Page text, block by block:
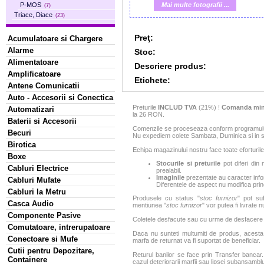
P-MOS (7)
Triace, Diace (23)
Acumulatoare si Chargere
Alarme
Alimentatoare
Amplificatoare
Antene Comunicatii
Auto - Accesorii si Conectica
Automatizari
Baterii si Accesorii
Becuri
Birotica
Boxe
Cabluri Electrice
Cabluri Mufate
Cabluri la Metru
Casca Audio
Componente Pasive
Comutatoare, intrerupatoare
Conectoare si Mufe
Cutii pentru Depozitare,
Containere
Mai multe fotografii ...
Preţ:
Stoc:
Descriere produs:
Etichete:
Preturile INCLUD TVA (21%) ! Comanda
la 26 RON.
Comenzile se proceseaza conform
Nu expediem colete Sambata, Duminica si in
Echipa magazinului nostru face toate
Stocurile si preturile pot diferi din
prealabil.
Imaginile prezentate au caracter
Diferentele de aspect nu modifica
Produsele cu status "stoc furnizor" pot
mentiunea "stoc furnizor" vor putea fi livrate
Coletele desfacute sau cu urme de
Daca nu sunteti multumiti de produs,
marfa de returnat va fi suportat de beneficiar.
Returul banilor se face prin Transfer
cazul deteriorarii marfii sau lipsei